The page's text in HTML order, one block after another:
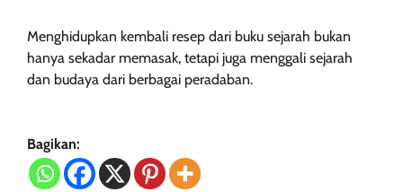
Menghidupkan kembali resep dari buku sejarah bukan
hanya sekadar memasak, tetapi juga menggali sejarah
dan budaya dari berbagai peradaban.
Bagikan: